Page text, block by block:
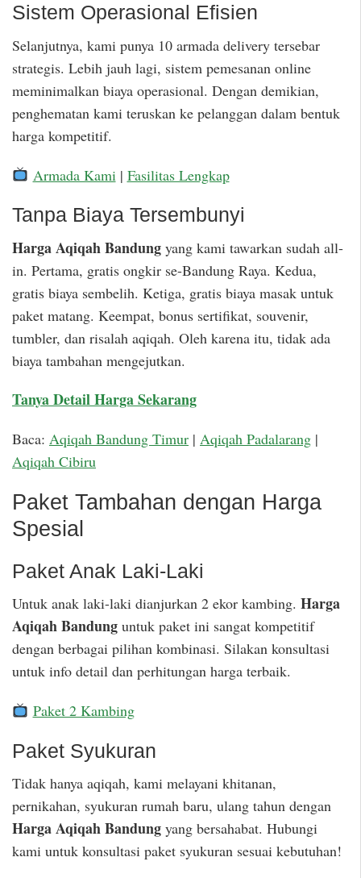
Sistem Operasional Efisien
Selanjutnya, kami punya 10 armada delivery tersebar
strategis. Lebih jauh lagi, sistem pemesanan online
meminimalkan biaya operasional. Dengan demikian,
penghematan kami teruskan ke pelanggan dalam bentuk
harga kompetitif.
Armada Kami | Fasilitas Lengkap
Tanpa Biaya Tersembunyi
Harga Aqiqah Bandung yang kami tawarkan sudah all-
in. Pertama, gratis ongkir se-Bandung Raya. Kedua,
gratis biaya sembelih. Ketiga, gratis biaya masak untuk
paket matang. Keempat, bonus sertifikat, souvenir,
tumbler, dan risalah aqiqah. Oleh karena itu, tidak ada
biaya tambahan mengejutkan.
Tanya Detail Harga Sekarang
Baca: Aqiqah Bandung Timur | Aqiqah Padalarang |
Aqiqah Cibiru
Paket Tambahan dengan Harga
Spesial
Paket Anak Laki-Laki
Untuk anak laki-laki dianjurkan 2 ekor kambing. Harga
Aqiqah Bandung untuk paket ini sangat kompetitif
dengan berbagai pilihan kombinasi. Silakan konsultasi
untuk info detail dan perhitungan harga terbaik.
Paket 2 Kambing
Paket Syukuran
Tidak hanya aqiqah, kami melayani khitanan,
pernikahan, syukuran rumah baru, ulang tahun dengan
Harga Aqiqah Bandung yang bersahabat. Hubungi
kami untuk konsultasi paket syukuran sesuai kebutuhan!